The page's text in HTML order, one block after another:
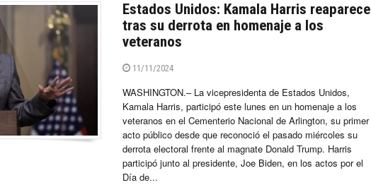
Estados Unidos: Kamala Harris reaparece
tras su derrota en homenaje a los
veteranos
11/11/2024
WASHINGTON.– La vicepresidenta de Estados Unidos,
Kamala Harris, participó este lunes en un homenaje a los
veteranos en el Cementerio Nacional de Arlington, su primer
acto público desde que reconoció el pasado miércoles su
derrota electoral frente al magnate Donald Trump. Harris
participó junto al presidente, Joe Biden, en los actos por el
Día de...